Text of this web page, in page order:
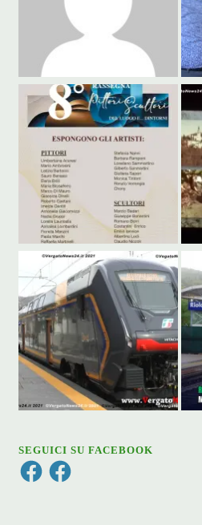
SEGUICI SU FACEBOOK
FacebookFacebook